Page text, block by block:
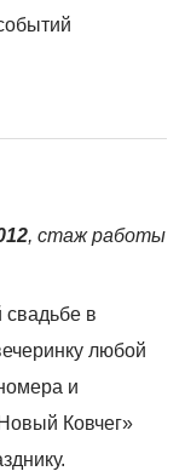
, стаж работы
в
любой
и
Ковчег»